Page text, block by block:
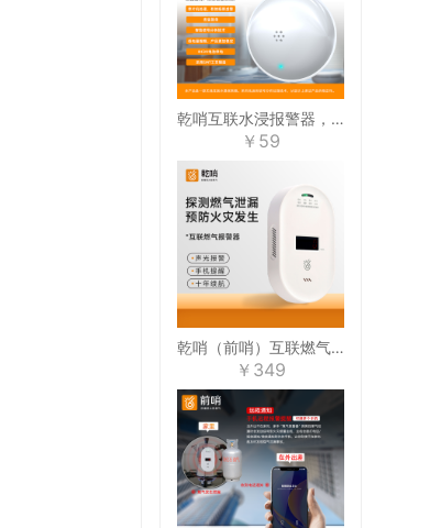
乾哨互联水浸报警器，预防漏水、忘关水
￥59
乾哨（前哨）互联燃气报警器，探测燃气泄漏，8%爆炸下限浓度报警，十年寿命，手机提醒，可接电磁阀、机械手、继电器
￥349